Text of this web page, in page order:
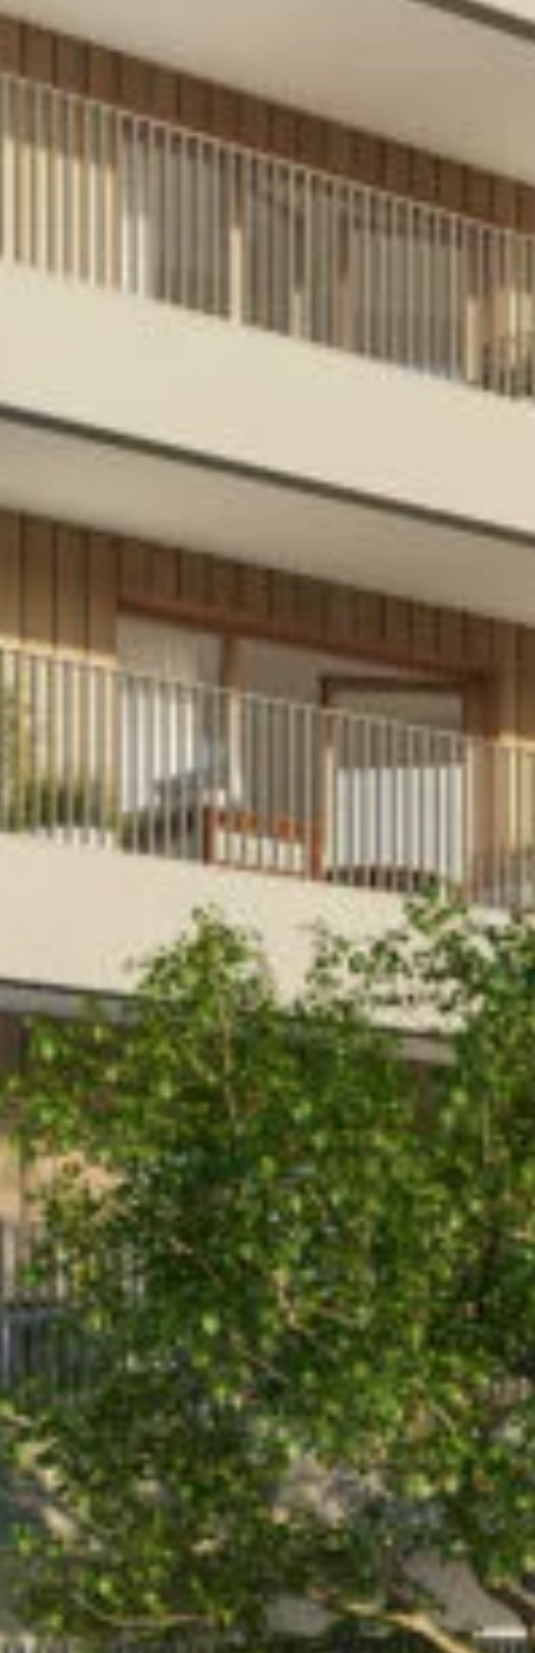
contacter
Toute l’équipe d’Auril est à votre disposition pour vous
accompagner tout au long de votre projet immobilier.
38500 VOIRON